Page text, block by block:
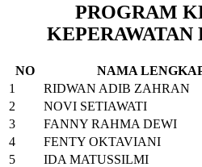
PROGRAM
KEPERAWATAN
NO NAMA
1
RIDWAN ADIB ZAHRAN
2
NOVI SETIAWATI
3
FANNY RAHMA DEWI
4
FENTY OKTAVIANI
5
IDA MATUSSILMI